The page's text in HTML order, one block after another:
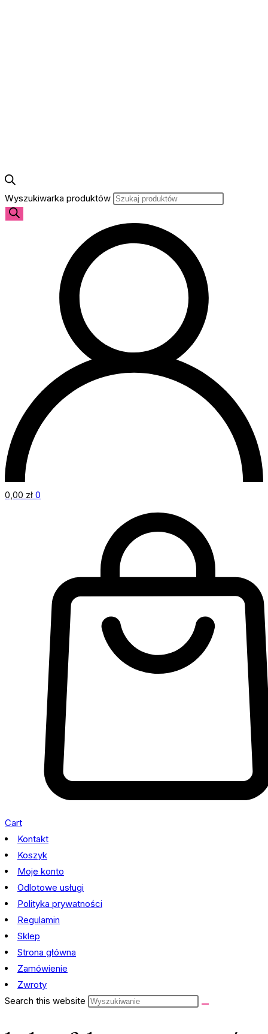
Wyszukiwarka produktów
0,00 zł 0
Cart
Kontakt
Koszyk
Moje konto
Odlotowe usługi
Polityka prywatności
Regulamin
Sklep
Strona główna
Zamówienie
Zwroty
Search this website